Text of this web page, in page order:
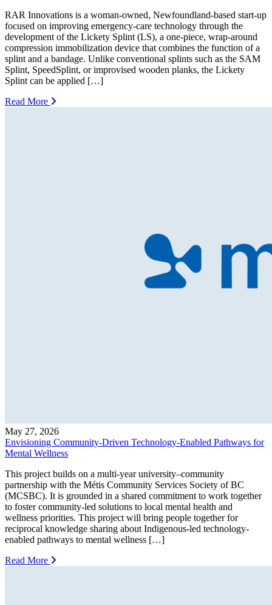
RAR Innovations is a woman-owned, Newfoundland-based start-up
focused on improving emergency-care technology through the
development of the Lickety Splint (LS), a one-piece, wrap-around
compression immobilization device that combines the function of a
splint and a bandage. Unlike conventional splints such as the SAM
Splint, SpeedSplint, or improvised wooden planks, the Lickety
Splint can be applied […]
Read More
May 27, 2026
Envisioning Community-Driven Technology-Enabled Pathways for
Mental Wellness
This project builds on a multi-year university–community
partnership with the Métis Community Services Society of BC
(MCSBC). It is grounded in a shared commitment to work together
to foster community-led solutions to local mental health and
wellness priorities. This project will bring people together for
reciprocal knowledge sharing about Indigenous-led technology-
enabled pathways to mental wellness […]
Read More